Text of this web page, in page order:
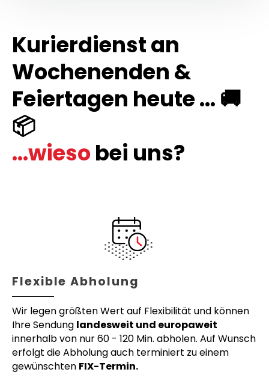
Kurierdienst an
Wochenenden &
Feiertagen heute ... 🚚
📦
...wieso bei uns?
Flexible Abholung
Wir legen größten Wert auf Flexibilität und können
Ihre Sendung landesweit und europaweit
innerhalb von nur 60 - 120 Min. abholen. Auf Wunsch
erfolgt die Abholung auch terminiert zu einem
gewünschten FIX-Termin.